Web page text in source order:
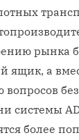
рынка
ящик, а
системы
более